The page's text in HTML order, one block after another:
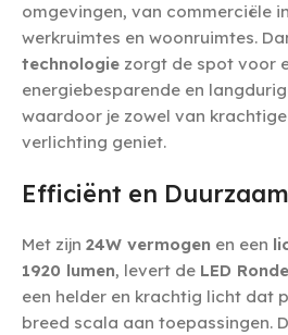
omgevingen, van commerciële
werkruimtes en woonruimtes.
technologie zorgt de spot voor
energiebesparende en
waardoor je zowel van
verlichting geniet.
Efficiënt en Duurzaam
Met zijn 24W vermogen en een
1920 lumen, levert de LED
een helder en krachtig licht dat
breed scala aan toepassingen.